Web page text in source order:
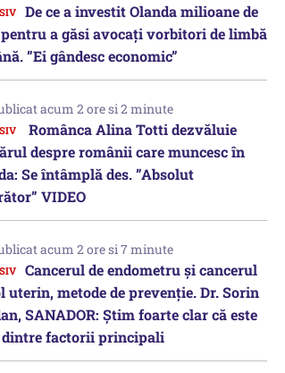
De ce a investit Olanda milioane de
a găsi avocați vorbitori de limbă
”Ei gândesc economic”
acum 2 ore si 2 minute
Românca Alina Totti dezvăluie
despre românii care muncesc în
Se întâmplă des. ”Absolut
VIDEO
acum 2 ore si 7 minute
Cancerul de endometru și cancerul
uterin, metode de prevenție. Dr. Sorin
SANADOR: Știm foarte clar că este
factorii principali